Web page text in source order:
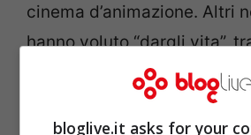
cinema d’animazione. Altri
hanno voluto “dargli vita”,
l’animatore toscano
1972, con una versione
bloglive.it asks for your